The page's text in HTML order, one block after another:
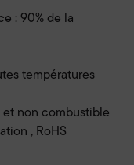
: 90% de la
températures
non combustible
, RoHS